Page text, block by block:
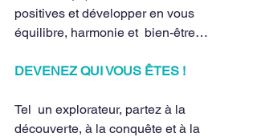
positives et développer en vous
équilibre, harmonie et  bien-être…
DEVENEZ QUI VOUS ÊTES !
Tel  un explorateur, partez à la
découverte, à la conquête et à la